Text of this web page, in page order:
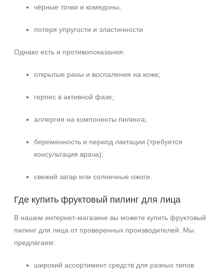
чёрные точки и комедоны;
потеря упругости и эластичности.
Однако есть и противопоказания:
открытые раны и воспаления на коже;
герпес в активной фазе;
аллергия на компоненты пилинга;
беременность и период лактации (требуется
консультация врача);
свежий загар или солнечные ожоги.
Где купить фруктовый пилинг для лица
В нашем интернет‑магазине вы можете купить фруктовый
пилинг для лица от проверенных производителей. Мы
предлагаем:
широкий ассортимент средств для разных типов